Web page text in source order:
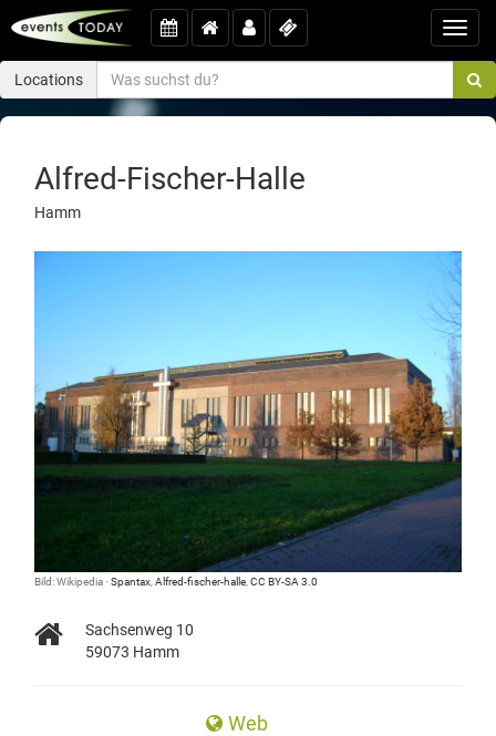
Locations
Alfred-Fischer-Halle
Hamm
Bild: Wikipedia · Spantax Alfred-fischer-halle CC BY-SA 3.0
Sachsenweg 10
59073 Hamm
Web